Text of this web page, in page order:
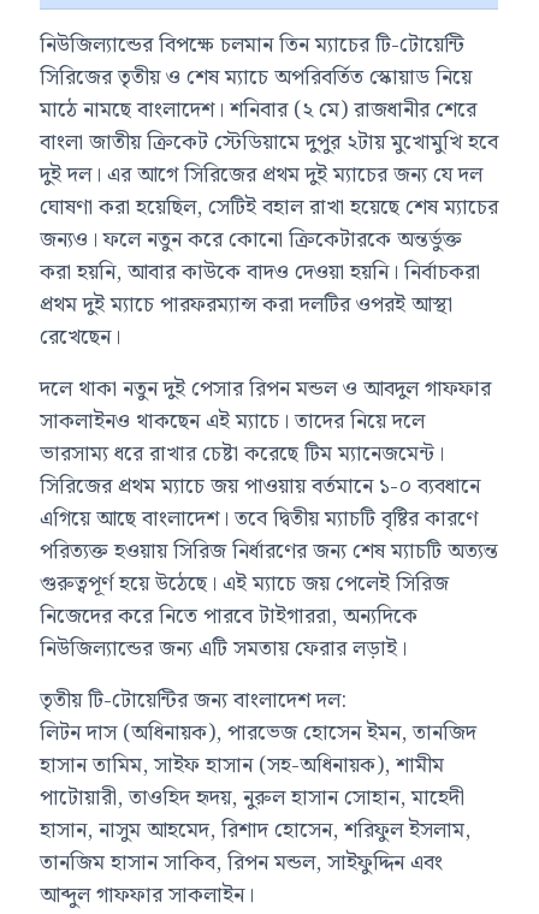
নিউজিল্যান্ডের বিপক্ষে চলমান তিন ম্যাচের টি-টোয়েন্টি
সিরিজের তৃতীয় ও শেষ ম্যাচে অপরিবর্তিত স্কোয়াড নিয়ে
মাঠে নামছে বাংলাদেশ। শনিবার (২ মে) রাজধানীর শেরে
বাংলা জাতীয় ক্রিকেট স্টেডিয়ামে দুপুর ২টায় মুখোমুখি হবে
দুই দল। এর আগে সিরিজের প্রথম দুই ম্যাচের জন্য যে দল
ঘোষণা করা হয়েছিল, সেটিই বহাল রাখা হয়েছে শেষ ম্যাচের
জন্যও। ফলে নতুন করে কোনো ক্রিকেটারকে অন্তর্ভুক্ত
করা হয়নি, আবার কাউকে বাদও দেওয়া হয়নি। নির্বাচকরা
প্রথম দুই ম্যাচে পারফরম্যান্স করা দলটির ওপরই আস্থা
রেখেছেন।
দলে থাকা নতুন দুই পেসার রিপন মন্ডল ও আবদুল গাফফার
সাকলাইনও থাকছেন এই ম্যাচে। তাদের নিয়ে দলে
ভারসাম্য ধরে রাখার চেষ্টা করেছে টিম ম্যানেজমেন্ট।
সিরিজের প্রথম ম্যাচে জয় পাওয়ায় বর্তমানে ১-০ ব্যবধানে
এগিয়ে আছে বাংলাদেশ। তবে দ্বিতীয় ম্যাচটি বৃষ্টির কারণে
পরিত্যক্ত হওয়ায় সিরিজ নির্ধারণের জন্য শেষ ম্যাচটি অত্যন্ত
গুরুত্বপূর্ণ হয়ে উঠেছে। এই ম্যাচে জয় পেলেই সিরিজ
নিজেদের করে নিতে পারবে টাইগাররা, অন্যদিকে
নিউজিল্যান্ডের জন্য এটি সমতায় ফেরার লড়াই।
তৃতীয় টি-টোয়েন্টির জন্য বাংলাদেশ দল:
লিটন দাস (অধিনায়ক), পারভেজ হোসেন ইমন, তানজিদ
হাসান তামিম, সাইফ হাসান (সহ-অধিনায়ক), শামীম
পাটোয়ারী, তাওহিদ হৃদয়, নুরুল হাসান সোহান, মাহেদী
হাসান, নাসুম আহমেদ, রিশাদ হোসেন, শরিফুল ইসলাম,
তানজিম হাসান সাকিব, রিপন মন্ডল, সাইফুদ্দিন এবং
আব্দুল গাফফার সাকলাইন।